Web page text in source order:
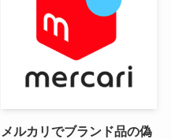
メルカリでブランド品の偽